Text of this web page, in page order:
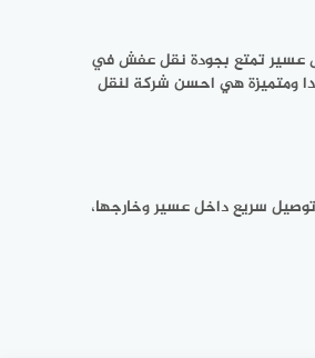
عسير تمتع بجودة نقل عفش في
ومتميزة هي احسن شركة لنقل
سريع داخل عسير وخارجها،